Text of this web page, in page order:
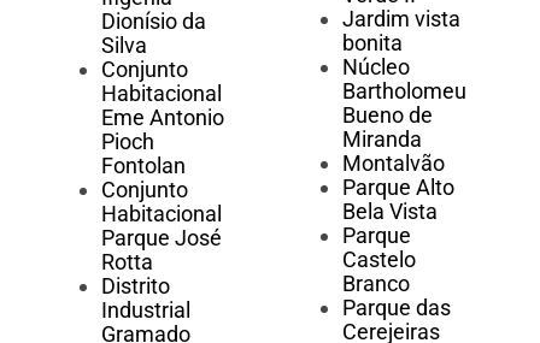
Dionísio da
Silva
Conjunto
Habitacional
Eme Antonio
Pioch
Fontolan
Conjunto
Habitacional
Parque José
Rotta
Distrito
Industrial
Gramado
Jardim vista
bonita
Núcleo
Bartholomeu
Bueno de
Miranda
Montalvão
Parque Alto
Bela Vista
Parque
Castelo
Branco
Parque das
Cerejeiras